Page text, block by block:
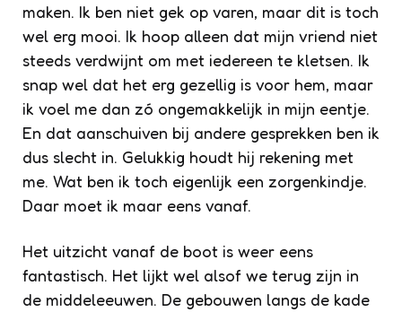
maken. Ik ben niet gek op varen, maar dit is toch
wel erg mooi. Ik hoop alleen dat mijn vriend niet
steeds verdwijnt om met iedereen te kletsen. Ik
snap wel dat het erg gezellig is voor hem, maar
ik voel me dan zó ongemakkelijk in mijn eentje.
En dat aanschuiven bij andere gesprekken ben ik
dus slecht in. Gelukkig houdt hij rekening met
me. Wat ben ik toch eigenlijk een zorgenkindje.
Daar moet ik maar eens vanaf.
Het uitzicht vanaf de boot is weer eens
fantastisch. Het lijkt wel alsof we terug zijn in
de middeleeuwen. De gebouwen langs de kade